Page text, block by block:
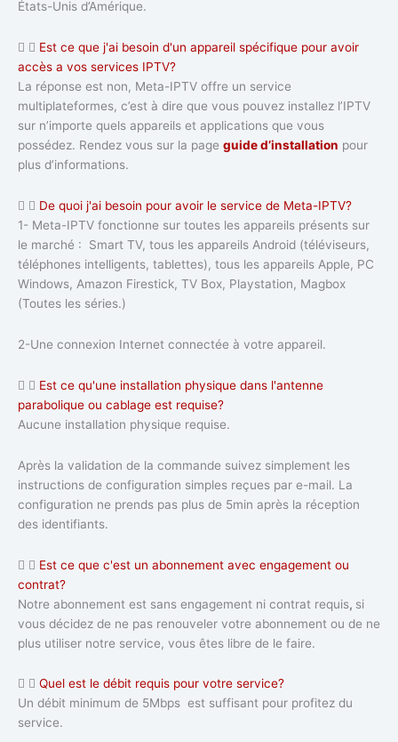
États-Unis d’Amérique.
Est ce que j'ai besoin d'un appareil spécifique pour avoir
accès a vos services IPTV?
La réponse est non, Meta-IPTV offre un service
multiplateformes, c’est à dire que vous pouvez installez l’IPTV
sur n’importe quels appareils et applications que vous
possédez. Rendez vous sur la page guide d’installation pour
plus d’informations.
De quoi j'ai besoin pour avoir le service de Meta-IPTV?
1- Meta-IPTV fonctionne sur toutes les appareils présents sur
le marché : Smart TV, tous les appareils Android (téléviseurs,
téléphones intelligents, tablettes), tous les appareils Apple, PC
Windows, Amazon Firestick, TV Box, Playstation, Magbox
(Toutes les séries.)
2-Une connexion Internet connectée à votre appareil.
Est ce qu'une installation physique dans l'antenne
parabolique ou cablage est requise?
Aucune installation physique requise.
Après la validation de la commande suivez simplement les
instructions de configuration simples reçues par e-mail. La
configuration ne prends pas plus de 5min après la réception
des identifiants.
Est ce que c'est un abonnement avec engagement ou
contrat?
Notre abonnement est sans engagement ni contrat requis, si
vous décidez de ne pas renouveler votre abonnement ou de ne
plus utiliser notre service, vous êtes libre de le faire.
Quel est le débit requis pour votre service?
Un débit minimum de 5Mbps est suffisant pour profitez du
service.